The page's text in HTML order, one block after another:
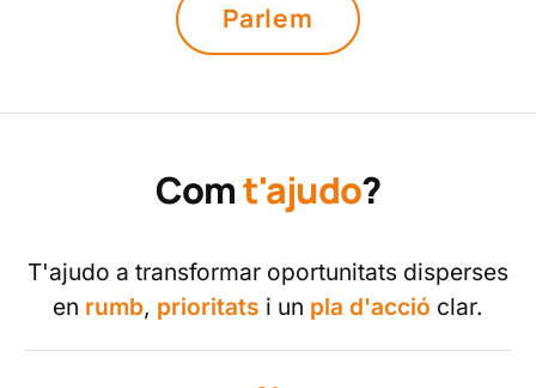
Parlem
Comt'ajudo?
T'ajudo a transformar oportunitats disperses
en rumb, prioritats i un pla d'acció clar.